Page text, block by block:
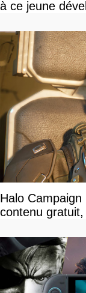
à ce jeune
Halo
contenu